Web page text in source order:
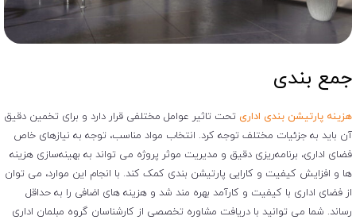
جمع بندی
هزینه پارتیشن بندی اداری تحت تاثیر عوامل مختلفی قرار دارد و برای تخمین دقیق
آن باید به جزئیات مختلف توجه کرد. انتخاب مواد مناسب، توجه به نیازهای خاص
فضای اداری، برنامه‌ریزی دقیق و مدیریت موثر پروژه می ‌تواند به بهینه‌سازی هزینه
‌ها و افزایش کیفیت و کارایی پارتیشن بندی کمک کند. با انجام این موارد، می ‌توان
از فضای اداری با کیفیت و کارآمد بهره ‌مند شد و هزینه ‌های اضافی را به حداقل
رساند. شما می توانید با دریافت مشاوره تخصصی از کارشناسان گروه مبلمان اداری